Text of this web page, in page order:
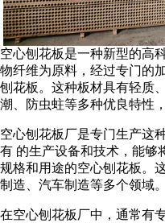
空心刨花板是一种新型的高
物纤维为原料，经过专门的
刨花板。这种板材具有轻质
潮、防虫蛀等多种优良特性
空心刨花板厂是专门生产这
有 的生产设备和技术，能够
规格和用途的空心刨花板。
制造、汽车制造等多个领域。
在空心刨花板厂中，通常有